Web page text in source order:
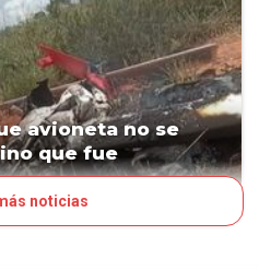
avioneta no se
que fue
noticias